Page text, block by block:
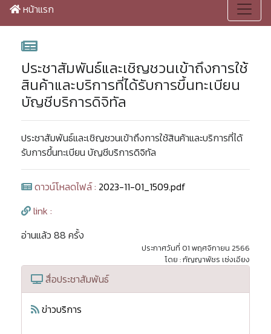
หน้าแรก
ประชาสัมพันธ์และเชิญชวนเข้าถึงการใช้
สินค้าและบริการที่ได้รับการขึ้นทะเบียน
บัญชีบริการดิจิทัล
ประชาสัมพันธ์และเชิญชวนเข้าถึงการใช้สินค้าและบริการที่ได้
รับการขึ้นทะเบียน บัญชีบริการดิจิทัล
ดาวน์โหลดไฟล์ : 2023-11-01_1509.pdf
link :
อ่านแล้ว 88 ครั้ง
ประกาศวันที่ 01 พฤศจิกายน 2566
โดย : กัญญาพัชร เซ่งเอียง
สื่อประชาสัมพันธ์
ข่าวบริการ